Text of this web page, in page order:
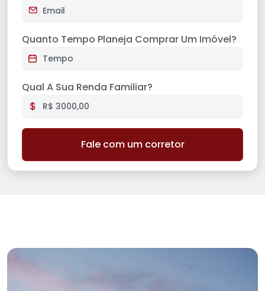
Quanto Tempo Planeja Comprar Um Imóvel?
Qual A Sua Renda Familiar?